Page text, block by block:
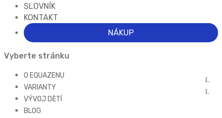
SLOVNÍK
KONTAKT
NÁKUP
Vyberte stránku
O EQUAZENU
VARIANTY
VÝVOJ DĚTÍ
BLOG